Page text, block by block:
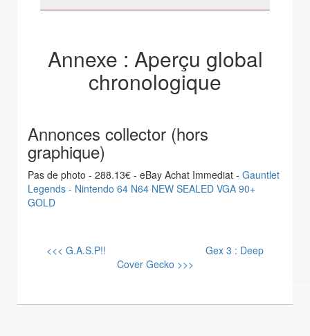
Annexe : Aperçu global
chronologique
Annonces collector (hors
graphique)
Pas de photo - 288.13€ - eBay Achat Immediat - Gauntlet
Legends - Nintendo 64 N64 NEW SEALED VGA 90+
GOLD
<<< G.A.S.P!!
Gex 3 : Deep
Cover Gecko >>>